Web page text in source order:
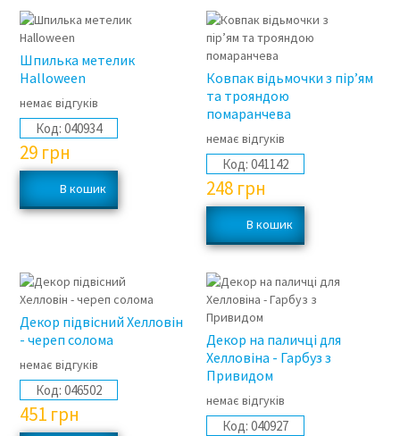
Шпилька метелик
Halloween
немає відгуків
Код: 040934
29 грн
Ковпак відьмочки з пір’ям
та трояндою
помаранчева
немає відгуків
Код: 041142
248 грн
Декор підвісний Хелловін
- череп солома
немає відгуків
Код: 046502
451 грн
Декор на паличці для
Хелловіна - Гарбуз з
Привидом
немає відгуків
Код: 040927